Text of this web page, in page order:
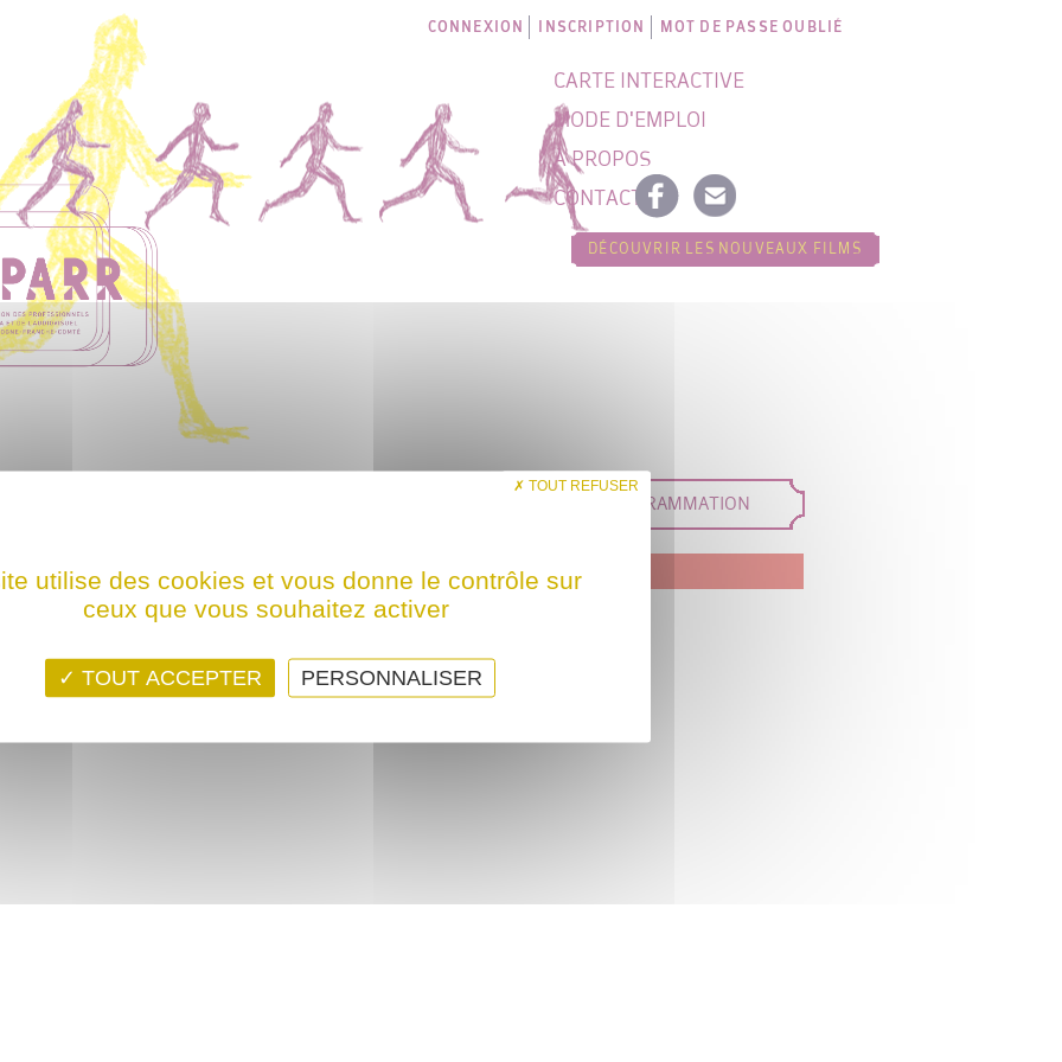
CONNEXION INSCRIPTION MOT DE PASSE OUBLIÉ
CARTE INTERACTIVE
MODE D'EMPLOI
À PROPOS
CONTACT
DÉCOUVRIR LES NOUVEAUX FILMS
IDÉES DE PROGRAMMATION
! Ce film n'est programmé actuellement dans aucune structure
utilise des cookies et vous donne le contrôle sur
ceux que vous souhaitez activer
TOUT ACCEPTER
TOUT REFUSER
PERSONNALISER